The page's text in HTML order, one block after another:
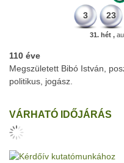
3 23
31. hét ,
110 éve
Megszületett Bibó István,
politikus, jogász.
VÁRHATÓ IDŐJÁRÁS